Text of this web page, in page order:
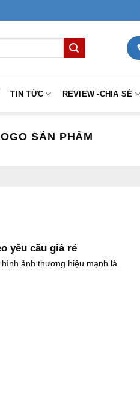
TIN TỨC REVIEW -CHIA SẺ
SẢN PHẨM
yêu cầu giá rẻ
ảnh thương hiệu mạnh là